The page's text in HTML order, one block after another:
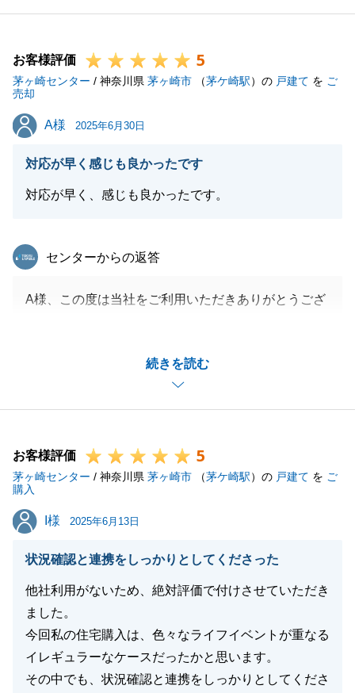
お伺いさせてください。
申し付けください。
今後ともよろしくお願いいたします。
お客様評価 5
茅ヶ崎センター / 神奈川県 茅ヶ崎市 （茅ケ崎駅）の 戸建て を ご
売却
A様
A様 2025年6月30日
対応が早く感じも良かったです
対応が早く、感じも良かったです。
続きを読む
東急リバブル
センターからの返答
A様、この度は当社をご利用いただきありがとうござ
とができて良かったです。
また、不動産に関して何か不明点等ございましたらお
申し付けください。
お客様評価 5
茅ヶ崎センター / 神奈川県 茅ヶ崎市 （茅ケ崎駅）の 戸建て を ご
購入
I様
I様 2025年6月13日
状況確認と連携をしっかりとしてくださった
他社利用がないため、絶対評価で付けさせていただき
ました。
今回私の住宅購入は、色々なライフイベントが重なる
イレギュラーなケースだったかと思います。
その中でも、状況確認と連携をしっかりとしてくださ